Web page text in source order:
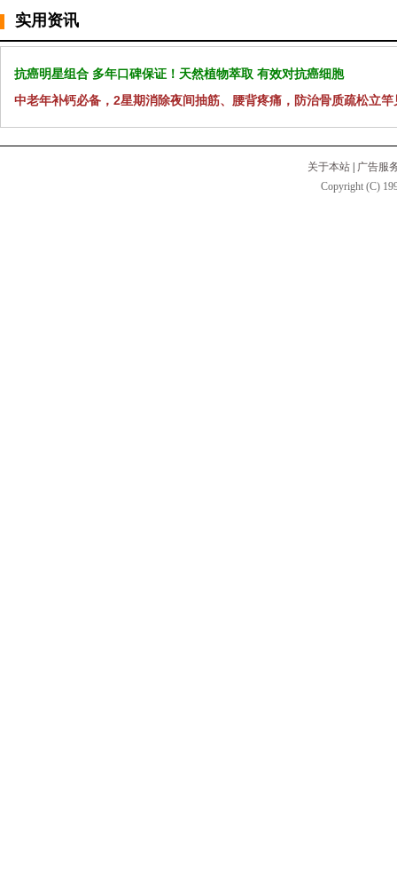
实用资讯
抗癌明星组合 多年口碑保证！天然植物萃取 有效对抗癌细胞
中老年补钙必备，2星期消除夜间抽筋、腰背疼痛，防治骨质疏松立竿
关于本站
广告服
Copyright (C)